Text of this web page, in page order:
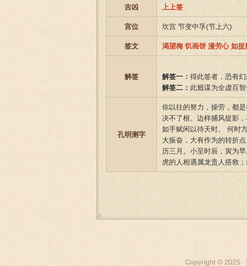
吉凶 上上签
宫位 坎宫 节变中孚(节上六)
签文 渴望梅 饥画饼 漫劳心 如
解签 解签一： 得此签者，恐有幻
解签二： 此籤谋为全虚百
孔明测字
你以往的努力，操劳，都
决不了根。边样捕风捉影
如手赋闲以待天时。 何时
大振奋，大有作为的转折
历三月。小至时辰，寅为
虎的人相遇属龙贵人搭救
Copyright © 2025